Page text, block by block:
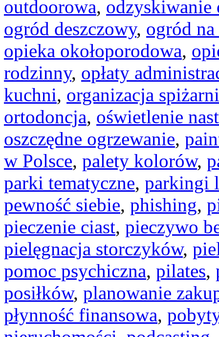
outdoorowa, odzyskiwanie
ogród deszczowy, ogród na
opieka okołoporodowa,
rodzinny, opłaty
kuchni, organizacja spiżarni
ortodoncja, oświetlenie
oszczędne ogrzewanie,
w Polsce, palety kolorów,
parki tematyczne, parkingi
pewność siebie, phishing,
pieczenie ciast, pieczywo
pielęgnacja storczyków,
pomoc psychiczna, pilates,
posiłków, planowanie
płynność finansowa,